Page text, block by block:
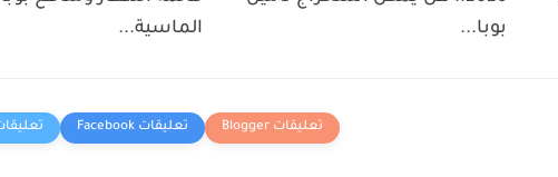
بوبا...
الماسية...